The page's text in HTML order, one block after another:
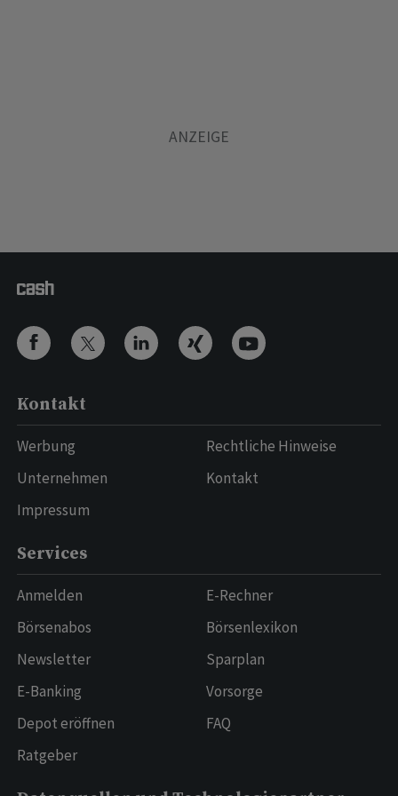
Kontakt
Werbung
Unternehmen
Impressum
Rechtliche Hinweise
Kontakt
Services
Anmelden
Börsenabos
Newsletter
E-Banking
Depot eröffnen
Ratgeber
E-Rechner
Börsenlexikon
Sparplan
Vorsorge
FAQ